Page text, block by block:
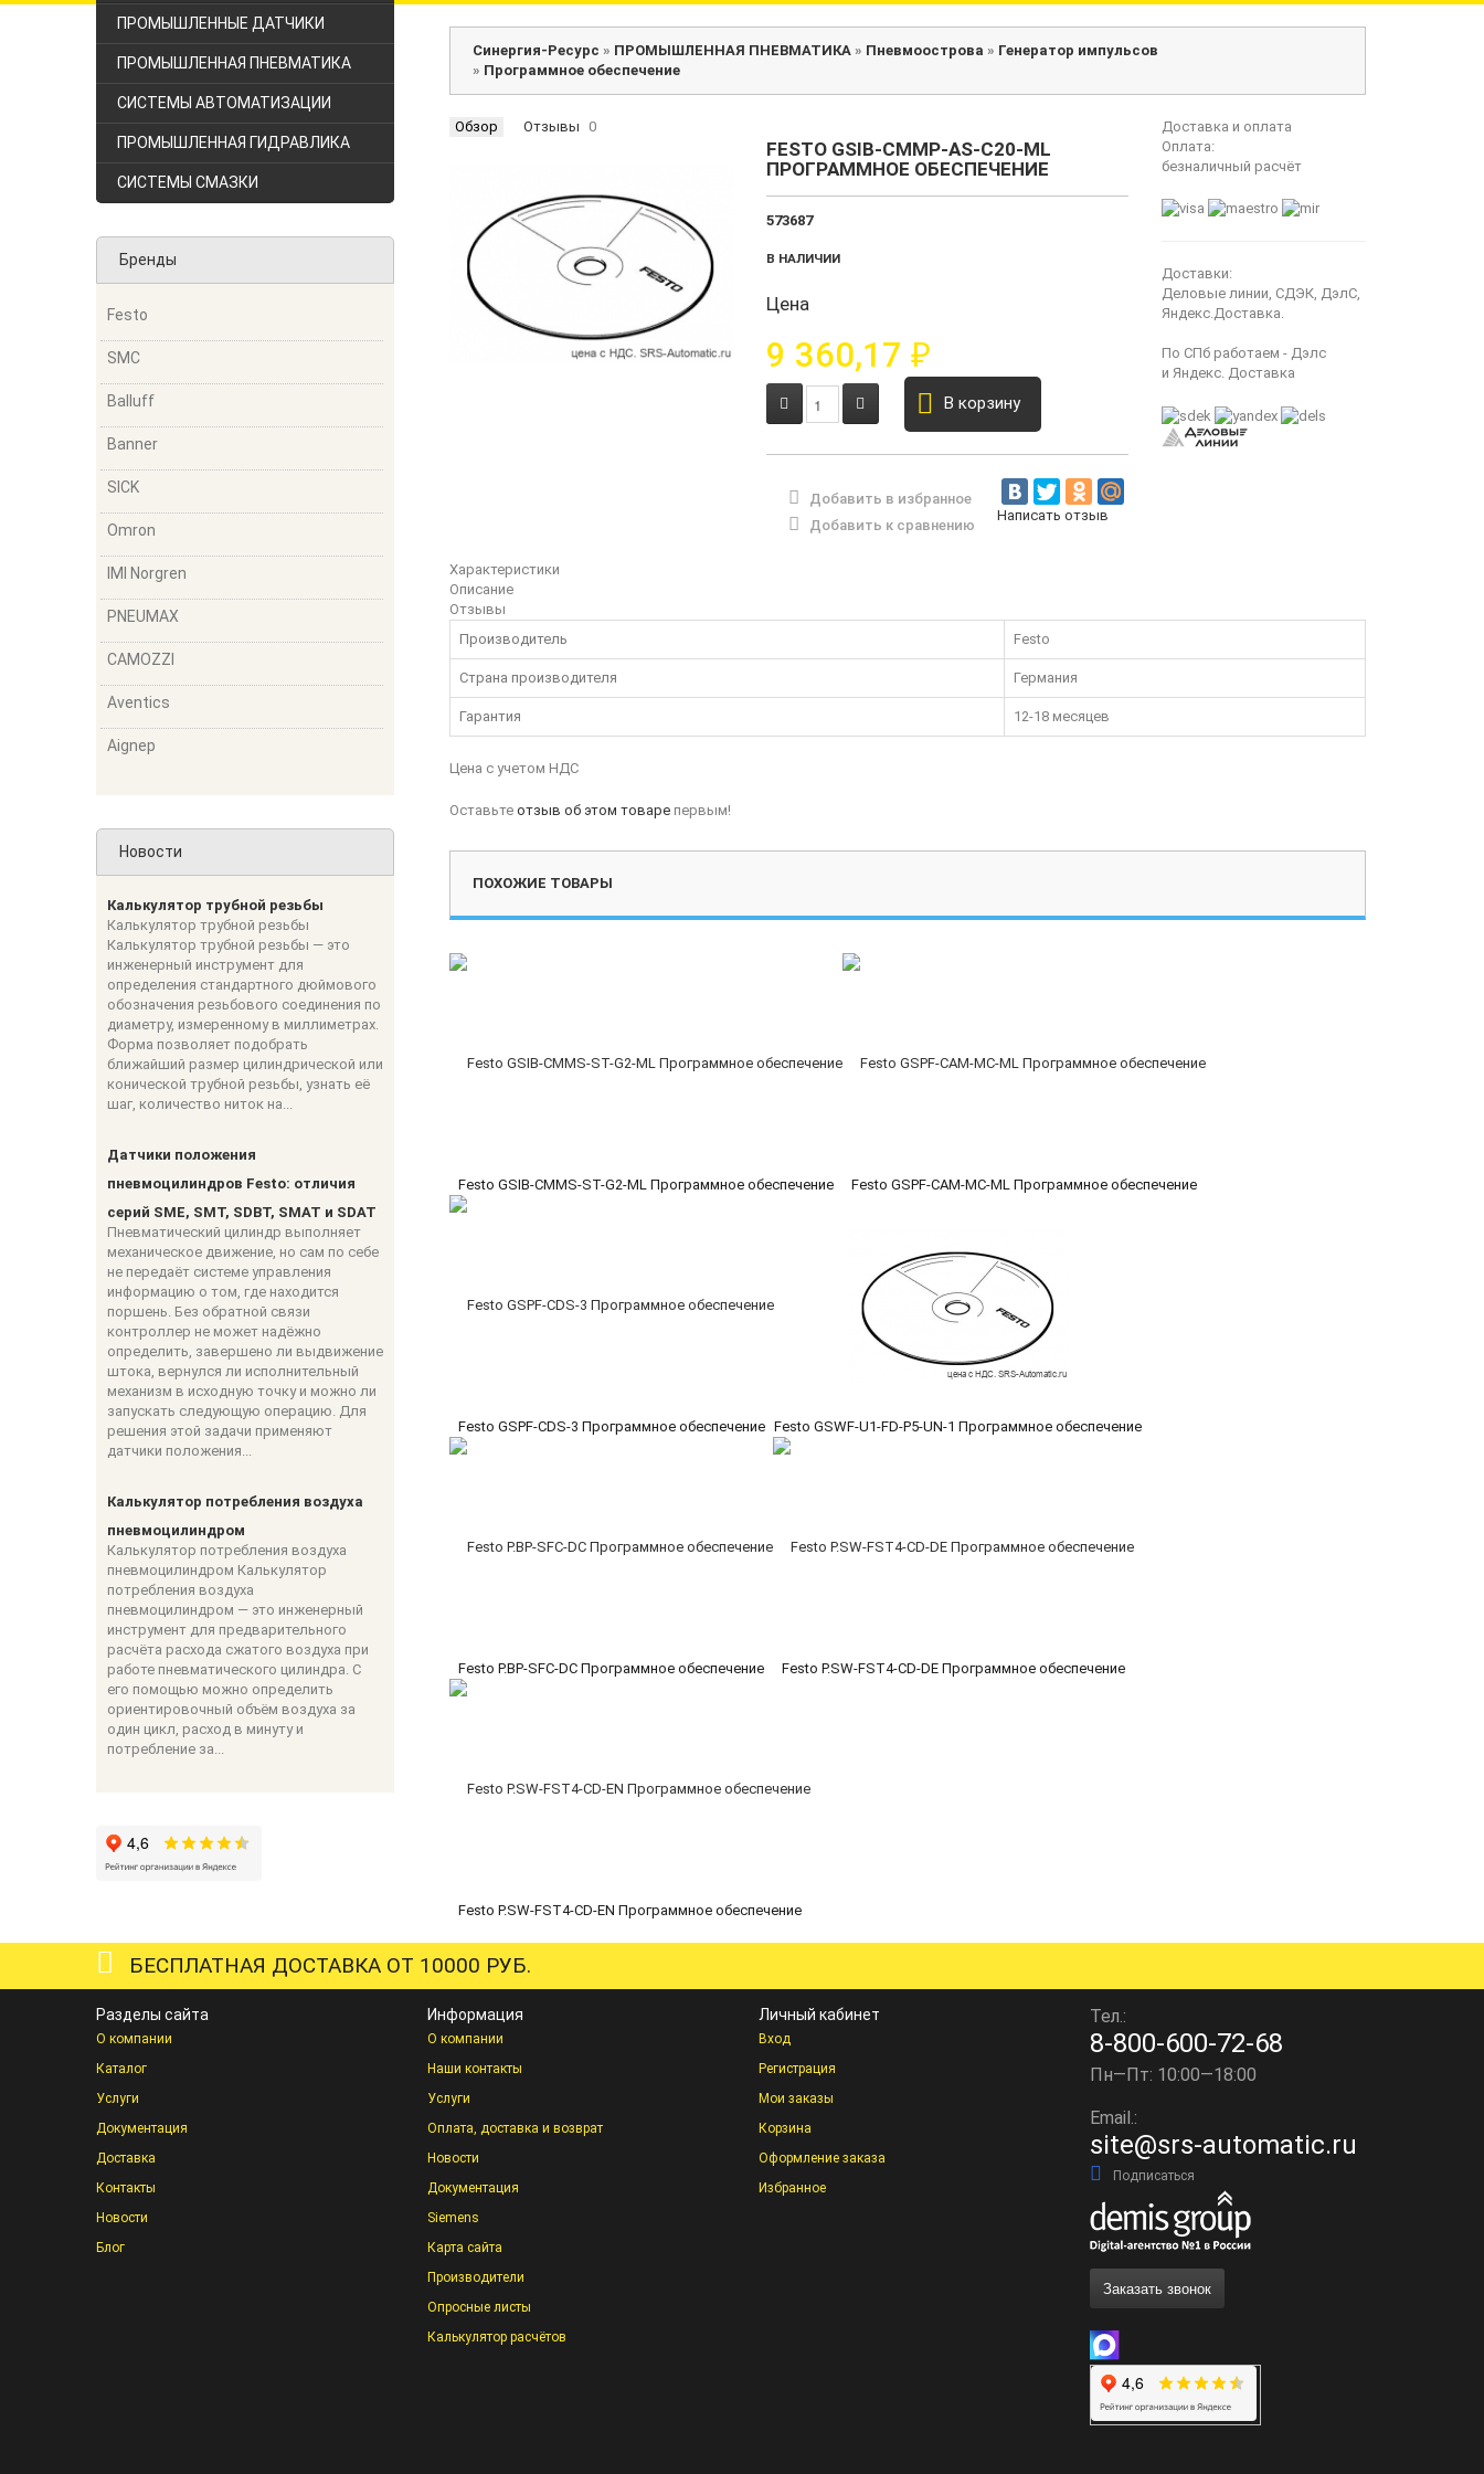
ПРОМЫШЛЕННЫЕ ДАТЧИКИ
ПРОМЫШЛЕННАЯ ПНЕВМАТИКА
СИСТЕМЫ АВТОМАТИЗАЦИИ
ПРОМЫШЛЕННАЯ ГИДРАВЛИКА
СИСТЕМЫ СМАЗКИ
Бренды
Festo
SMC
Balluff
Banner
SICK
Omron
IMI Norgren
PNEUMAX
CAMOZZI
Aventics
Aignep
Новости
Калькулятор трубной резьбы
Калькулятор трубной резьбы
Калькулятор трубной резьбы — это
инженерный инструмент для
определения стандартного дюймового
обозначения резьбового соединения по
диаметру, измеренному в миллиметрах.
Форма позволяет подобрать
ближайший размер цилиндрической или
конической трубной резьбы, узнать её
шаг, количество ниток на...
Датчики положения
пневмоцилиндров Festo: отличия
серий SME, SMT, SDBT, SMAT и SDAT
Пневматический цилиндр выполняет
механическое движение, но сам по себе
не передаёт системе управления
информацию о том, где находится
поршень. Без обратной связи
контроллер не может надёжно
определить, завершено ли выдвижение
штока, вернулся ли исполнительный
механизм в исходную точку и можно ли
запускать следующую операцию. Для
решения этой задачи применяют
датчики положения...
Калькулятор потребления воздуха
пневмоцилиндром
Калькулятор потребления воздуха
пневмоцилиндром Калькулятор
потребления воздуха
пневмоцилиндром — это инженерный
инструмент для предварительного
расчёта расхода сжатого воздуха при
работе пневматического цилиндра. С
его помощью можно определить
ориентировочный объём воздуха за
один цикл, расход в минуту и
потребление за...
Синергия-Ресурс » ПРОМЫШЛЕННАЯ ПНЕВМАТИКА » Пневмоострова » Генератор импульсов
» Программное обеспечение
Обзор Отзывы 0
FESTO GSIB-CMMP-AS-C20-ML
ПРОГРАММНОЕ ОБЕСПЕЧЕНИЕ
573687
В НАЛИЧИИ
Цена
9 360,17 ₽
В корзину
Добавить в избранное
Добавить к сравнению
Написать отзыв
Доставка и оплата
Оплата:
безналичный расчёт
Доставки:
Деловые линии, СДЭК, ДэлС,
Яндекс.Доставка.
По СПб работаем - Дэлс
и Яндекс. Доставка
Характеристики
Описание
Отзывы
Производитель
Festo
Страна производителя Германия
Гарантия 12-18 месяцев
Цена с учетом НДС
Оставьте отзыв об этом товаре первым!
ПОХОЖИЕ ТОВАРЫ
Festo GSIB-CMMS-ST-G2-ML Программное обеспечение Festo GSPF-CAM-MC-ML Программное обеспечение
Festo GSPF-CDS-3 Программное обеспечение Festo GSWF-U1-FD-P5-UN-1 Программное обеспечение
Festo P.BP-SFC-DC Программное обеспечение Festo P.SW-FST4-CD-DE Программное обеспечение
Festo P.SW-FST4-CD-EN Программное обеспечение
БЕСПЛАТНАЯ ДОСТАВКА ОТ 10000 РУБ.
Разделы сайта
О компании
Каталог
Услуги
Документация
Доставка
Контакты
Новости
Блог
Информация
О компании
Наши контакты
Услуги
Оплата, доставка и возврат
Новости
Документация
Siemens
Карта сайта
Производители
Опросные листы
Калькулятор расчётов
Личный кабинет
Вход
Регистрация
Мои заказы
Корзина
Оформление заказа
Избранное
Тел.:
8-800-600-72-68
Пн—Пт: 10:00—18:00
Email.:
site@srs-automatic.ru
Подписаться
Заказать звонок